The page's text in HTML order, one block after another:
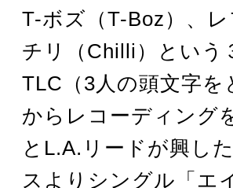
T-ボズ（T-Boz）、
チリ（Chilli）という
TLC（3人の頭文字
からレコーディング
とL.A.リードが興し
スよりシングル「エ